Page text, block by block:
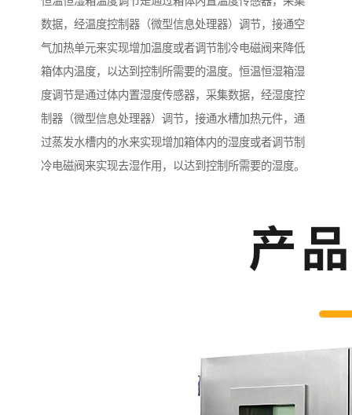
数据，经温度控制器（微型信息处理器）调节，接通空
气加热单元来实现增加温度或者调节制冷电磁阀来降低
箱体内温度，以达到控制所需要的温度。恒温恒湿箱湿
度调节是通过体内置湿度传感器，采集数据，经湿度控
制器（微型信息处理器）调节，接通水槽加热元件，通
过蒸发水槽内的水来实现增加箱体内的湿度或者调节制
冷电磁阀来实现去湿作用，以达到控制所需要的湿度。